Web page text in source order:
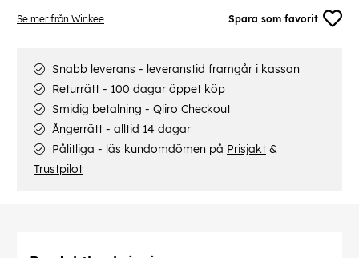
Se mer från Winkee Spara som favorit
Snabb leverans - leveranstid framgår i kassan
Returrätt - 100 dagar öppet köp
Smidig betalning - Qliro Checkout
Ångerrätt - alltid 14 dagar
Pålitliga - läs kundomdömen på Prisjakt &
Trustpilot